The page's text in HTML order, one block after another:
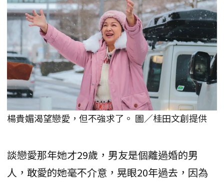
楊貴媚渴望戀愛，但不強求了。 圖／桂田文創提供
談戀愛那年她才29歲，男友是個離過婚的男
人，敢愛的她毫不介意，晃眼20年過去，因為